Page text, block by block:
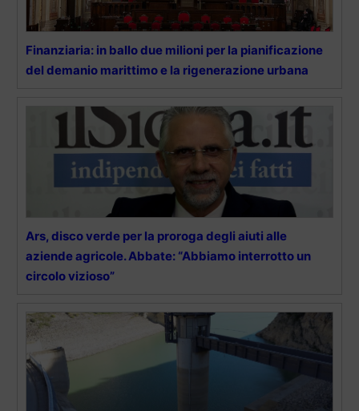
Finanziaria: in ballo due milioni per la pianificazione
del demanio marittimo e la rigenerazione urbana
Ars, disco verde per la proroga degli aiuti alle
aziende agricole. Abbate: “Abbiamo interrotto un
circolo vizioso”